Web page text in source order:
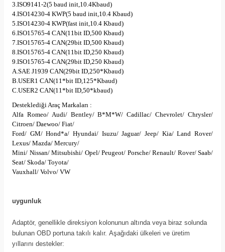
3.ISO9141-2(5 baud init,10.4Kbaud)
4.ISO14230-4 KWP(5 baud init,10.4 Kbaud)
5.ISO14230-4 KWP(fast init,10.4 Kbaud)
6.ISO15765-4 CAN(11bit ID,500 Kbaud)
7.ISO15765-4 CAN(29bit ID,500 Kbaud)
8.ISO15765-4 CAN(11bit ID,250 Kbaud)
9.ISO15765-4 CAN(29bit ID,250 Kbaud)
A.SAE J1939 CAN(29bit ID,250*Kbaud)
B.USER1 CAN(11*bit ID,125*Kbaud)
C.USER2 CAN(11*bit ID,50*kbaud)
Desteklediği Araç Markaları :
Alfa Romeo/ Audi/ Bentley/ B*M*W/ Cadillac/ Chevrolet/ Chrysler/
Citroen/ Daewoo/ Fiat/
Ford/ GM/ Hond*a/ Hyundai/ Isuzu/ Jaguar/ Jeep/ Kia/ Land Rover/
Lexus/ Mazda/ Mercury/
Mini/ Nissan/ Mitsubishi/ Opel/ Peugeot/ Porsche/ Renault/ Rover/ Saab/
Seat/ Skoda/ Toyota/
Vauxhall/ Volvo/ VW
uygunluk
Adaptör, genellikle direksiyon kolonunun altında veya biraz solunda
bulunan OBD portuna takılı kalır. Aşağıdaki ülkeleri ve üretim
yıllarını destekler: